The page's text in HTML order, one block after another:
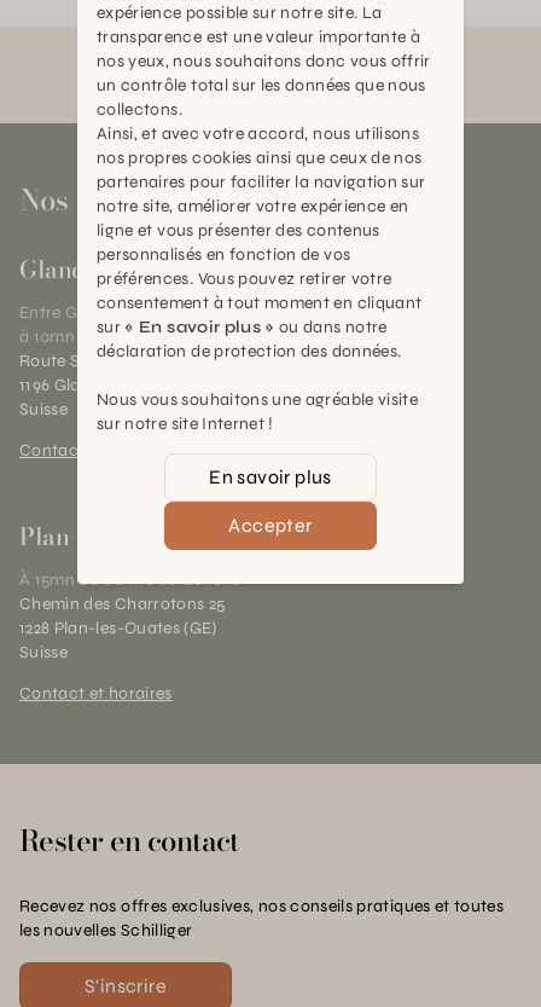
Nos magasins
Gland
Entre Genève et Lausanne,
à 10mn de Nyon
Route Suisse 40
1196 Gland (VD)
Suisse
Contact et horaires
Plan-les-Ouates
À 15mn du centre de Genève
Chemin des Charrotons 25
1228 Plan-les-Ouates (GE)
Suisse
Contact et horaires
Rester en contact
Recevez nos offres exclusives, nos conseils pratiques et toutes
les nouvelles Schilliger
S'inscrire
expérience possible sur notre site. La
transparence est une valeur importante à
nos yeux, nous souhaitons donc vous offrir
un contrôle total sur les données que nous
collectons.
Ainsi, et avec votre accord, nous utilisons
nos propres cookies ainsi que ceux de nos
partenaires pour faciliter la navigation sur
notre site, améliorer votre expérience en
ligne et vous présenter des contenus
personnalisés en fonction de vos
préférences. Vous pouvez retirer votre
consentement à tout moment en cliquant
sur « En savoir plus » ou dans notre
déclaration de protection des données.
Nous vous souhaitons une agréable visite
sur notre site Internet !
En savoir plus
Accepter